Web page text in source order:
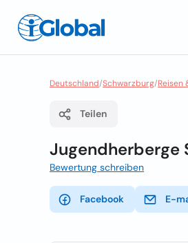
Deutschland/Schwarzburg/Reisen
Teilen
Jugendherberge
Bewertung schreiben
Facebook E-